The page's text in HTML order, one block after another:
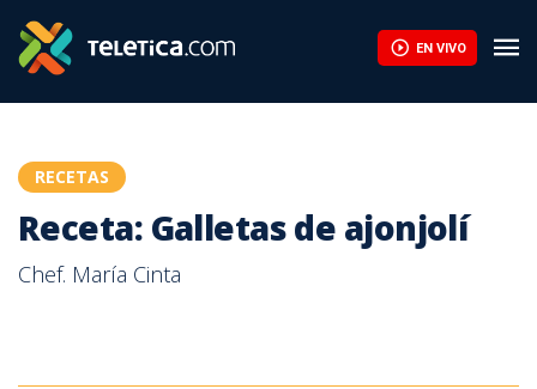
EN VIVO
RECETAS
Receta: Galletas de ajonjolí
Chef. María Cinta